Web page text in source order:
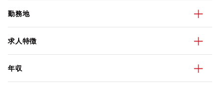
勤務地
求人特徴
年収